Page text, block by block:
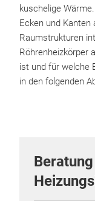
kuschelige
Ecken und
Raumstrukturen
Röhrenheizkörper
ist und für welche
in den folgenden